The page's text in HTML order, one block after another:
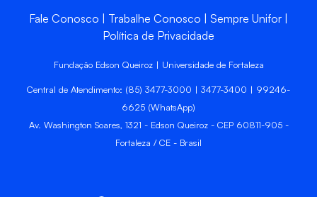
Fale Conosco Trabalhe Conosco
Sempre Unifor
Política de Privacidade
Fundação Edson Queiroz | Universidade de Fortaleza
Central de Atendimento: (85) 3477-3000 | 3477-3400 | 99246-
6625 (WhatsApp)
Av. Washington Soares, 1321 - Edson Queiroz - CEP 60811-905 -
Fortaleza / CE - Brasil